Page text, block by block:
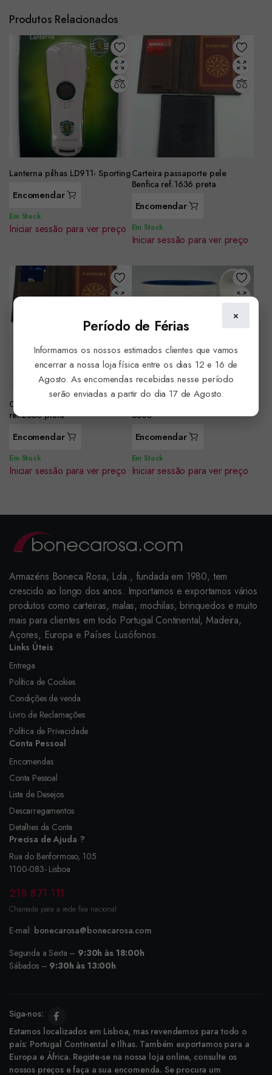
Produtos Relacionados
Lanterna pilhas LD911- Sporting
Encomendar
Em Stock
Iniciar sessão para ver preço
Carteira passaporte pele
Benfica ref.1636 preta
Encomendar
Em Stock
Iniciar sessão para ver preço
Carteira passaporte pele Porto
ref.2536 preta
Encomendar
Em Stock
Iniciar sessão para ver preço
0808
Encomendar
Em Stock
Iniciar sessão para ver preço
Armazéns Boneca Rosa, Lda., fundada em 1980, tem
crescido ao longo dos anos. Importamos e exportamos vários
produtos como carteiras, malas, mochilas, brinquedos e muito
mais para clientes em todo Portugal Continental, Madeira,
Açores, Europa e Países Lusófonos.
Links Úteis
Entrega
Política de Cookies
Condições de venda
Livro de Reclamações
Política de Privacidade
Conta Pessoal
Encomendas
Conta Pessoal
Lista de Desejos
Descarregamentos
Detalhes da Conta
Precisa de Ajuda ?
Rua do Benformoso, 105
1100-083- Lisboa
218 871 111
Chamada para a rede fixa nacional
E-mail: bonecarosa@bonecarosa.com
Segunda a Sexta – 9:30h às 18:00h
Sábados – 9:30h às 13:00h
Siga-nos:
Estamos localizados em Lisboa, mas revendemos para todo o
país: Portugal Continental e Ilhas. Também exportamos para a
Europa e África. Registe-se na nossa loja online, consulte os
nossos preços e faça a sua encomenda. Se procura um
×
Período de Férias
Informamos os nossos estimados clientes que vamos
encerrar a nossa loja física entre os dias 12 e 16 de
Agosto. As encomendas recebidas nesse período
serão enviadas a partir do dia 17 de Agosto.